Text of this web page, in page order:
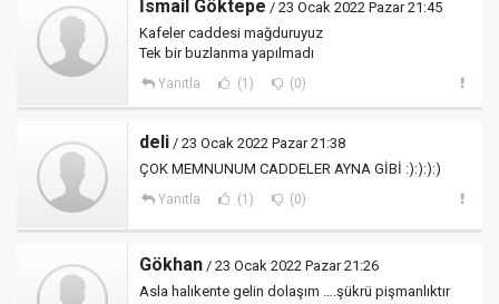
İsmail Göktepe / 23 Ocak 2022 Pazar 21:45
Kafeler caddesi mağduruyuz
Tek bir buzlanma yapılmadı
Yanıtla (1) (0)
deli / 23 Ocak 2022 Pazar 21:38
ÇOK MEMNUNUM CADDELER AYNA GİBİ :):):):)
Yanıtla (1) (0)
Gökhan / 23 Ocak 2022 Pazar 21:26
Asla halıkente gelin dolaşım ….şükrü pişmanlıktır